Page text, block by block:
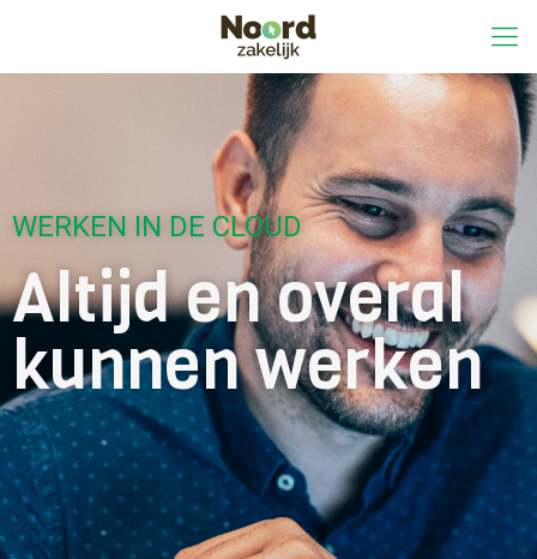
WERKEN IN DE CLOUD
Altijd en overal
kunnen werken